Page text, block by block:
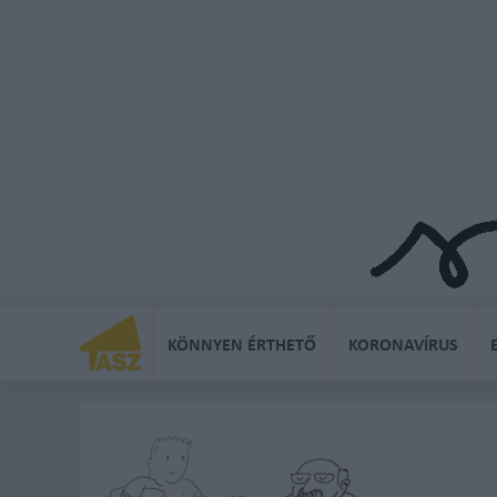
KÖNNYEN ÉRTHETŐ KORONAVÍRUS